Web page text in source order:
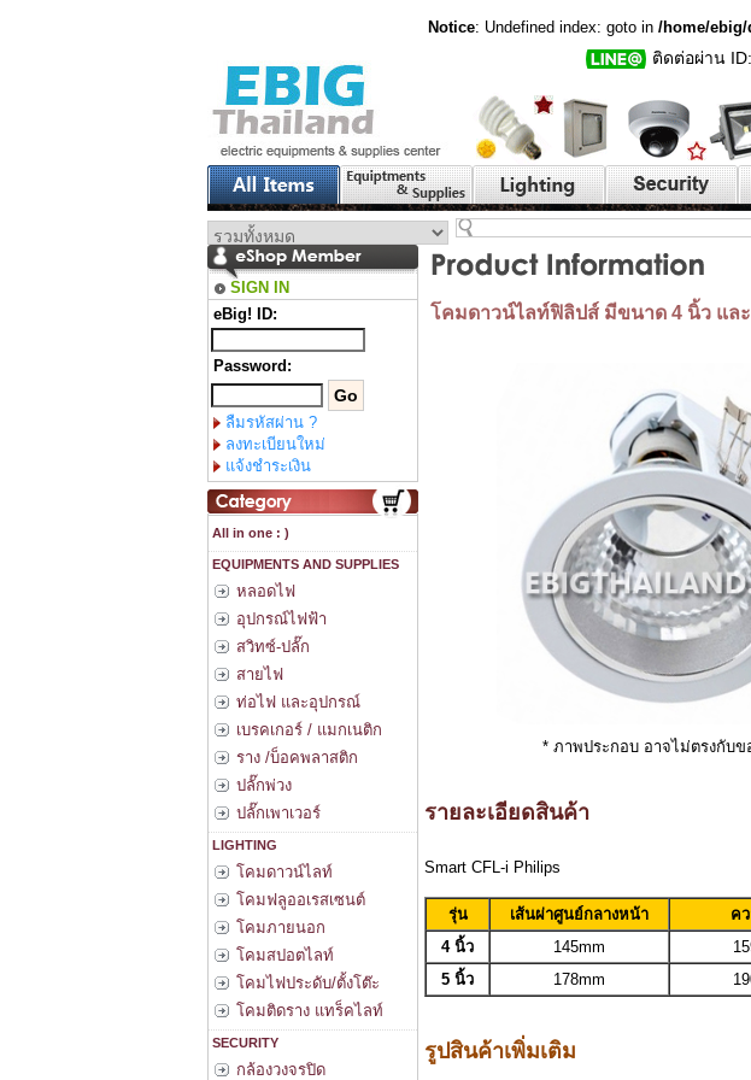
Notice: Undefined index: goto in /home/
ติดต่อผ่าน
SIGN IN
eBig! ID:
Password:
ลืมรหัสผ่าน ?
ลงทะเบียนใหม่
แจ้งชำระเงิน
All in one : )
EQUIPMENTS AND SUPPLIES
หลอดไฟ
อุปกรณ์ไฟฟ้า
สวิทซ์-ปลั๊ก
สายไฟ
ท่อไฟ และอุปกรณ์
เบรคเกอร์ / แมกเนติก
ราง /บ็อคพลาสติก
ปลั๊กพ่วง
ปลั๊กเพาเวอร์
LIGHTING
โคมดาวน์ไลท์
โคมฟลูออเรสเซนต์
โคมภายนอก
โคมสปอตไลท์
โคมไฟประดับ/ตั้งโต๊ะ
โคมติดราง แทร็คไลท์
SECURITY
กล้องวงจรปิด
โคมดาวน์ไลท์ฟิลิปส์ มีขนาด 4 นิ้ว แล
* ภาพประกอบ อาจไม่ตรงกับข
รายละเอียดสินค้า
Smart CFL-i Philips
รุ่น เส้นผ่าศูนย์กลางหน้า ค
4 นิ้ว
145mm
5 นิ้ว
178mm
รูปสินค้าเพิ่มเติม